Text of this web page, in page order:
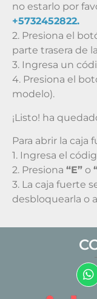
no estarlo por
+5732452822.
2. Presiona el
parte trasera de
3. Ingresa un
4. Presiona el
modelo).
¡Listo! ha
Para abrir la caja
1. Ingresa el
2. Presiona “E” o
3. La caja fuerte
desbloquearla o